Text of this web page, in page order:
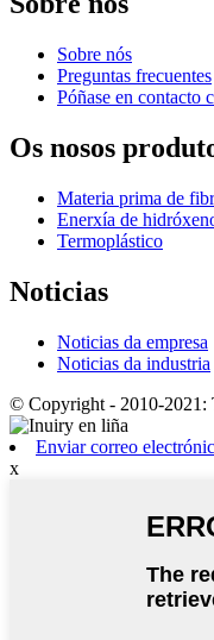
Sobre nós
Preguntas frecuentes
Póñase en contacto
Os nosos
Materia prima de
Enerxía de
Termoplástico
Noticias
Noticias da empresa
Noticias da industria
© Copyright - 2010-2021:
Enviar correo
x